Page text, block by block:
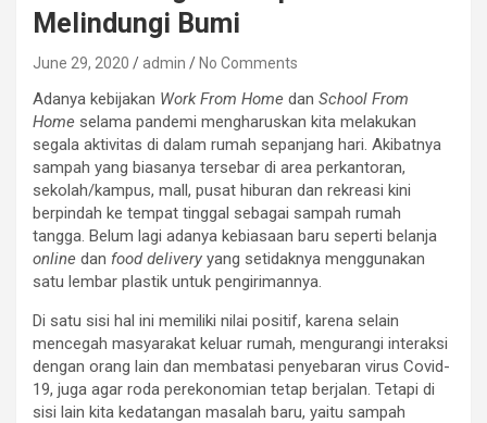
Melindungi Bumi
June 29, 2020 admin No Comments
Adanya kebijakan Work From Home dan School From
Home selama pandemi mengharuskan kita melakukan
segala aktivitas di dalam rumah sepanjang hari. Akibatnya
sampah yang biasanya tersebar di area perkantoran,
sekolah/kampus, mall, pusat hiburan dan rekreasi kini
berpindah ke tempat tinggal sebagai sampah rumah
tangga. Belum lagi adanya kebiasaan baru seperti belanja
online dan food delivery yang setidaknya menggunakan
satu lembar plastik untuk pengirimannya.
Di satu sisi hal ini memiliki nilai positif, karena selain
mencegah masyarakat keluar rumah, mengurangi interaksi
dengan orang lain dan membatasi penyebaran virus Covid-
19, juga agar roda perekonomian tetap berjalan. Tetapi di
sisi lain kita kedatangan masalah baru, yaitu sampah